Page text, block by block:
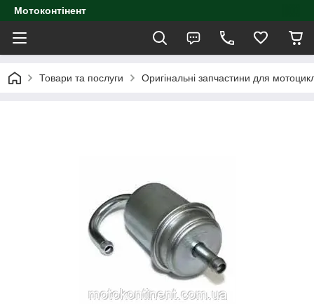
Мотоконтінент
Товари та послуги Оригінальні запчастини для